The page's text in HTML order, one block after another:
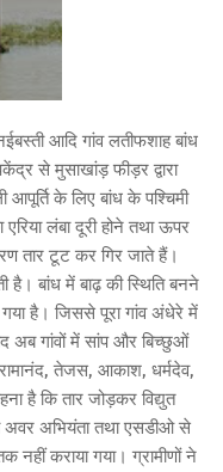
आदि गांव लतीफशाह बांध
से मुसाखांड़ फीड़र द्वारा
आपूर्ति के लिए बांध के पश्चिमी
लंबा दूरी होने तथा ऊपर
तार टूट कर गिर जाते हैं।
है। बांध में बाढ़ की स्थिति बनने
है। जिससे पूरा गांव अंधेरे में
अब गांवों में सांप और बिच्छुओं
तेजस, आकाश, धर्मदेव,
है कि तार जोड़कर विद्युत
अवर अभियंता तथा एसडीओ से
कराया गया। ग्रामीणों ने